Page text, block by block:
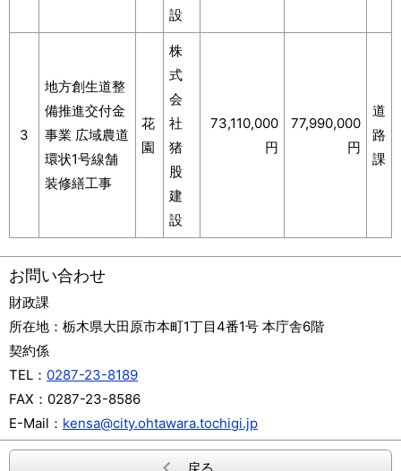
設
3
地方創生道整
備推進交付金
事業 広域農道
環状1号線舗
装修繕工事
花
園
株
式
会
社
猪
股
建
設
73,110,000
円
77,990,000
円
道
路
課
お問い合わせ
財政課
所在地： 栃木県大田原市本町1丁目4番1号 本庁舎6階
契約係
TEL： 0287-23-8189
FAX： 0287-23-8586
E-Mail： kensa@city.ohtawara.tochigi.jp